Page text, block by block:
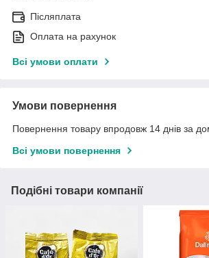
Післяплата
Оплата на рахунок
Всі умови оплати
Умови повернення
Повернення товару впродовж 14 днів за
Всі умови повернення
Подібні товари компанії